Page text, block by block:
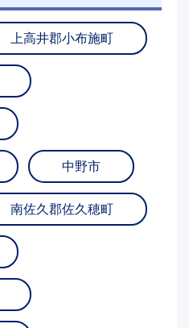
上高井郡小布施町
中野市
南佐久郡佐久穂町